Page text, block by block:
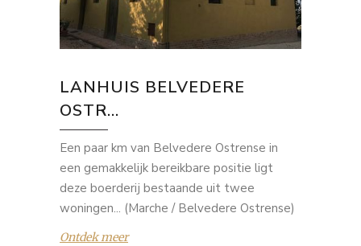
LANHUIS BELVEDERE
OSTR...
Een paar km van Belvedere Ostrense in
een gemakkelijk bereikbare positie ligt
deze boerderij bestaande uit twee
woningen... (Marche / Belvedere Ostrense)
Ontdek meer